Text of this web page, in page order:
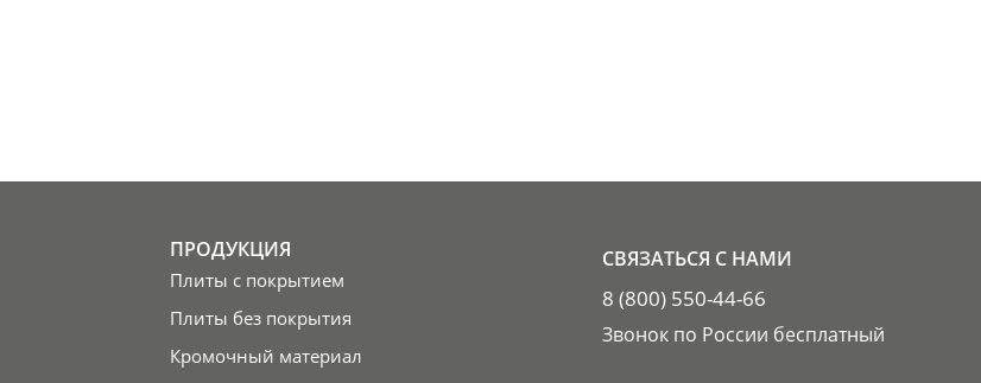
ПРОДУКЦИЯ
Плиты с покрытием
Плиты без покрытия
Кромочный материал
СВЯЗАТЬСЯ С НАМИ
8 (800) 550-44-66
Звонок по России бесплатный